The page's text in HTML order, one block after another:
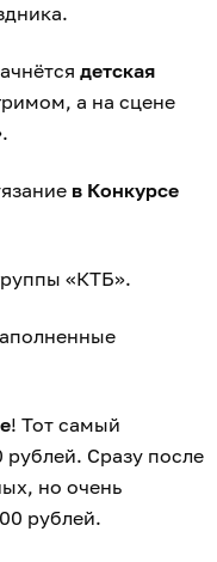
детская
а на сцене
.
в Конкурсе
«КТБ».
! Тот самый
Сразу после
но очень
рублей.